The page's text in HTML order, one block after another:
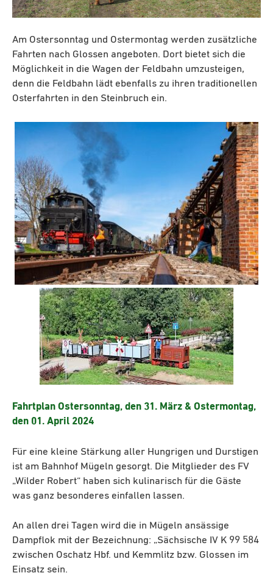
Am Ostersonntag und Ostermontag werden zusätzliche
Fahrten nach Glossen angeboten. Dort bietet sich die
Möglichkeit in die Wagen der Feldbahn umzusteigen,
denn die Feldbahn lädt ebenfalls zu ihren traditionellen
Osterfahrten in den Steinbruch ein.
Fahrtplan Ostersonntag, den 31. März & Ostermontag,
den 01. April 2024
Für eine kleine Stärkung aller Hungrigen und Durstigen
ist am Bahnhof Mügeln gesorgt. Die Mitglieder des FV
„Wilder Robert“ haben sich kulinarisch für die Gäste
was ganz besonderes einfallen lassen.
An allen drei Tagen wird die in Mügeln ansässige
Dampflok mit der Bezeichnung: „Sächsische IV K 99 584
zwischen Oschatz Hbf. und Kemmlitz bzw. Glossen im
Einsatz sein.